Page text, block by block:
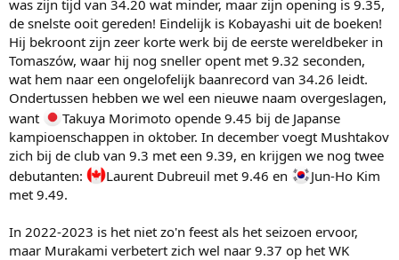
was zijn tijd van 34.20 wat minder, maar zijn opening is 9.35,
de snelste ooit gereden! Eindelijk is Kobayashi uit de boeken!
Hij bekroont zijn zeer korte werk bij de eerste wereldbeker in
Tomaszów, waar hij nog sneller opent met 9.32 seconden,
wat hem naar een ongelofelijk baanrecord van 34.26 leidt.
Ondertussen hebben we wel een nieuwe naam overgeslagen,
want
Takuya Morimoto opende 9.45 bij de Japanse
kampioenschappen in oktober. In december voegt Mushtakov
zich bij de club van 9.3 met een 9.39, en krijgen we nog twee
debutanten:
Laurent Dubreuil met 9.46 en
Jun-Ho Kim
met 9.49.
In 2022-2023 is het niet zo'n feest als het seizoen ervoor,
maar Murakami verbetert zich wel naar 9.37 op het WK